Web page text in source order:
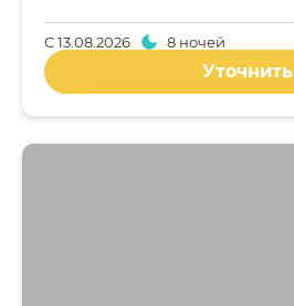
С13.08.2026 8 ночей
Уточнить